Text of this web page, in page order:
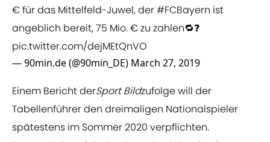
€ für das Mittelfeld-Juwel, der#FCBayern ist
angeblich bereit, 75 Mio. € zu zahlen🔁❓
pic.twitter.com/dejMEtQnVO
— 90min.de (@90min_DE) March 27, 2019
Einem Bericht derSport Bildzufolge will der
Tabellenführer den dreimaligen Nationalspieler
spätestens im Sommer 2020 verpflichten.